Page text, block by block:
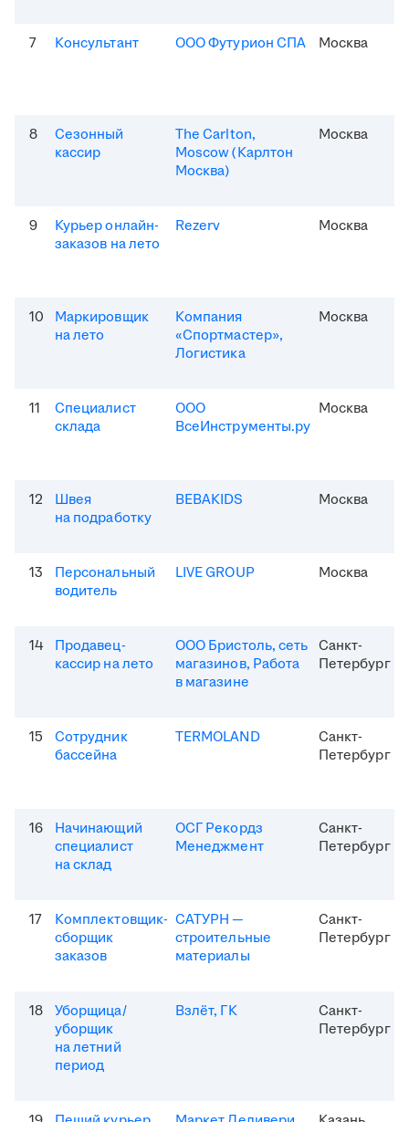
7 Консультант ООО Футурион СПА Москва
8
Сезонный
кассир
The Carlton,
Moscow (Карлтон
Москва)
Москва
9
Курьер онлайн-
заказов на лето
Rezerv Москва
10
Маркировщик
на лето
Компания
«Спортмастер»,
Логистика
Москва
11
Специалист
склада
ООО
ВсеИнструменты.ру
Москва
12
Швея
на подработку
BEBAKIDS Москва
13
Персональный
водитель
LIVE GROUP Москва
14
Продавец-
кассир на лето
ООО Бристоль, сеть
магазинов, Работа
в магазине
Санкт-
Петербург
15
Сотрудник
бассейна
TERMOLAND
Санкт-
Петербург
16
Начинающий
специалист
на склад
ОСГ Рекордз
Менеджмент
Санкт-
Петербург
17
Комплектовщик-
сборщик
заказов
САТУРН —
строительные
материалы
Санкт-
Петербург
18
Уборщица/
уборщик
на летний
период
Взлёт, ГК
Санкт-
Петербург